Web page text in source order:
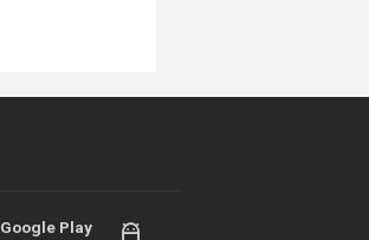
Google Play